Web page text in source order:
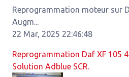
Reprogrammation moteur sur
Augm...
22 Mar, 2025 22:46:48
Reprogrammation Daf XF 105
Solution Adblue SCR.